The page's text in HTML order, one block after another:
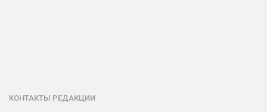
КОНТАКТЫ РЕДАКЦИИ